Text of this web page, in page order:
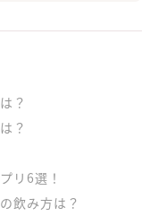
？
？
リ6選！
飲み方は？